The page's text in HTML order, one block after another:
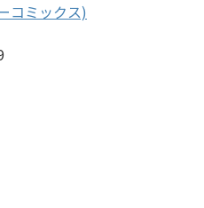
コミックス)